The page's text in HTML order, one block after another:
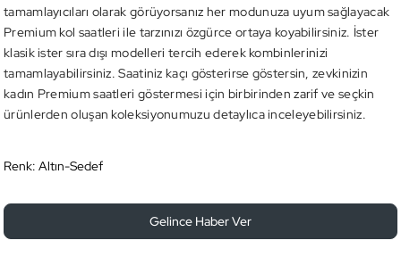
tamamlayıcıları olarak görüyorsanız her modunuza uyum sağlayacak
Premium kol saatleri ile tarzınızı özgürce ortaya koyabilirsiniz. İster
klasik ister sıra dışı modelleri tercih ederek kombinlerinizi
tamamlayabilirsiniz. Saatiniz kaçı gösterirse göstersin, zevkinizin
kadın Premium saatleri göstermesi için birbirinden zarif ve seçkin
ürünlerden oluşan koleksiyonumuzu detaylıca inceleyebilirsiniz.
Renk: Altın-Sedef
Gelince Haber Ver